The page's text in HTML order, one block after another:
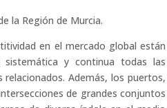
la Región de Murcia.
en el mercado global están
y continua todas las
Además, los puertos,
de grandes conjuntos